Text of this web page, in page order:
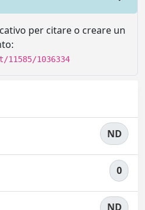
per citare o creare un
1036334
ND
0
ND